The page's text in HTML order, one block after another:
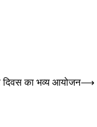
दिवस का भव्य आयोजन⟶